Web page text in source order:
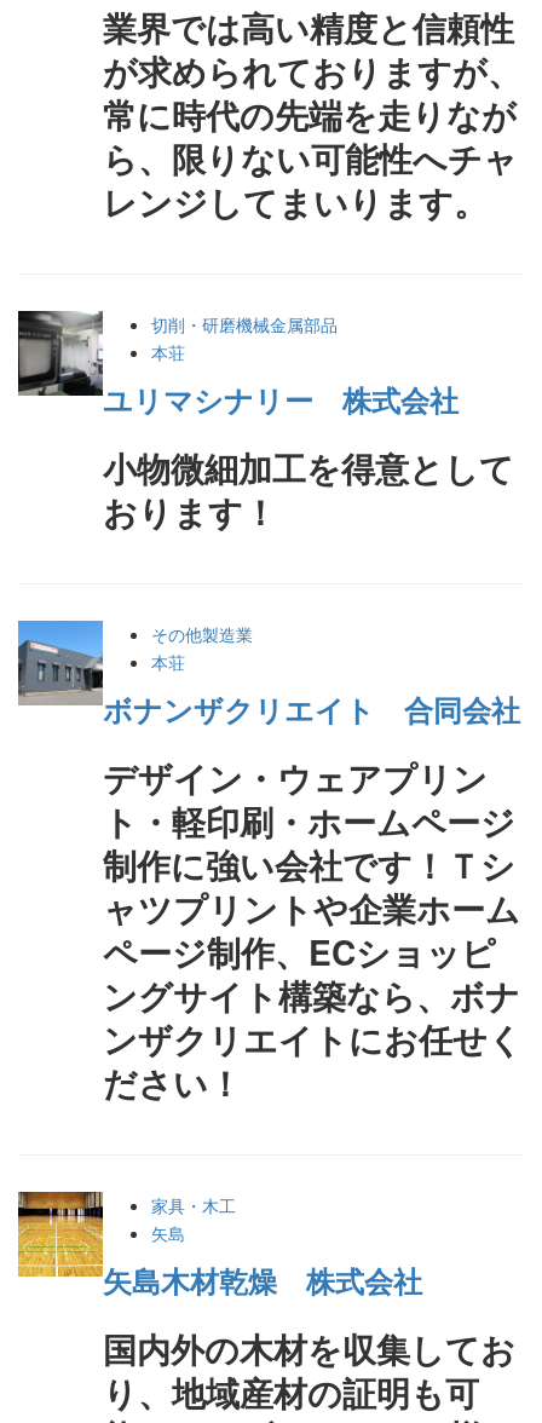
業界では高い精度と信頼性
が求められておりますが、
常に時代の先端を走りなが
ら、限りない可能性へチャ
レンジしてまいります。
切削・研磨機械金属部品
本荘
ユリマシナリー 株式会社
小物微細加工を得意として
おります！
その他製造業
本荘
ボナンザクリエイト 合同会社
デザイン・ウェアプリン
ト・軽印刷・ホームページ
制作に強い会社です！Ｔシ
ャツプリントや企業ホーム
ページ制作、ECショッピ
ングサイト構築なら、ボナ
ンザクリエイトにお任せく
ださい！
家具・木工
矢島
矢島木材乾燥 株式会社
国内外の木材を収集してお
り、地域産材の証明も可